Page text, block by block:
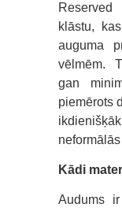
klāstu,
auguma
vēlmēm.
gan
piemērots
Kādi
Audums